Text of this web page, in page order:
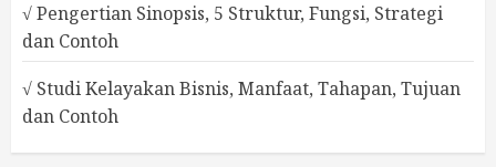
√ Pengertian Sinopsis, 5 Struktur, Fungsi, Strategi
dan Contoh
√ Studi Kelayakan Bisnis, Manfaat, Tahapan, Tujuan
dan Contoh